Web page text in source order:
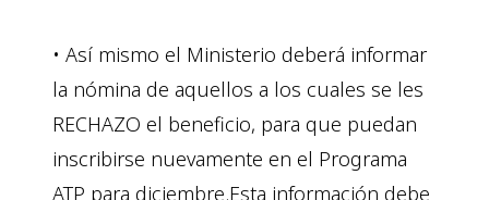
• Así mismo el Ministerio deberá informar
la nómina de aquellos a los cuales se les
RECHAZO el beneficio, para que puedan
inscribirse nuevamente en el Programa
ATP para diciembre.Esta información debe